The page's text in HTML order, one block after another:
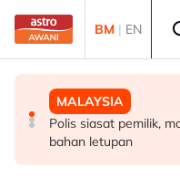
Skip to main content
BM | EN
MALAYSIA
Polis siasat pemilik,
bahan letupan
MALAYSIA
Abang Johari enggan
Agong
MALAYSIA
Jerebu: Enam